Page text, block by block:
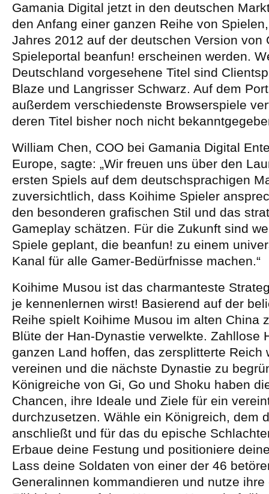
Gamania Digital jetzt in den deutschen
den Anfang einer ganzen Reihe von
Jahres 2012 auf der deutschen Version von
Spieleportal beanfun! erscheinen werden.
Deutschland vorgesehene Titel sind
Blaze und Langrisser Schwarz. Auf dem
außerdem verschiedenste Browserspiele
deren Titel bisher noch nicht
William Chen, COO bei Gamania Digital
Europe, sagte: „Wir freuen uns über den
ersten Spiels auf dem deutschsprachigen
zuversichtlich, dass Koihime Spieler
den besonderen grafischen Stil und das
Gameplay schätzen. Für die Zukunft sind
Spiele geplant, die beanfun! zu einem
Kanal für alle Gamer-Bedürfnisse machen.“
Koihime Musou ist das charmanteste
je kennenlernen wirst! Basierend auf der
Reihe spielt Koihime Musou im alten China
Blüte der Han-Dynastie verwelkte. Zahllose
ganzen Land hoffen, das zersplitterte Reich
vereinen und die nächste Dynastie zu
Königreiche von Gi, Go und Shoku haben
Chancen, ihre Ideale und Ziele für ein
durchzusetzen. Wähle ein Königreich, dem
anschließt und für das du epische
Erbaue deine Festung und positioniere
Lass deine Soldaten von einer der 46
Generalinnen kommandieren und nutze